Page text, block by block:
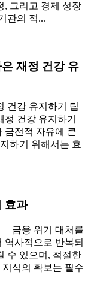
, 그리고 경제 성장
관의 적...
재정 건강 유
건강 유지하기 팁
건강 유지하기
금전적 자유에 큰
하기 위해서는 효
효과
금융 위기 대처를
역사적으로 반복되
수 있으며, 적절한
식의 확보는 필수